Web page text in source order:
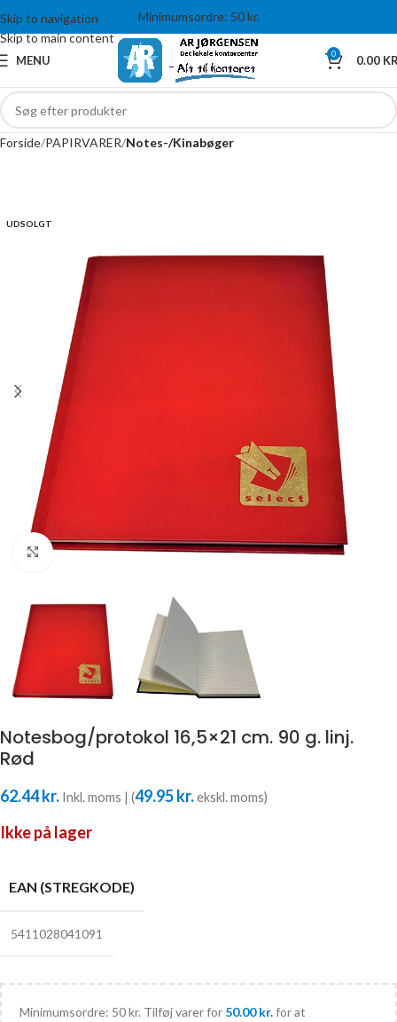
Skip to navigation
Skip to main content
Minimumsordre: 50 kr.
MENU 0 0.00
Forside PAPIRVARER Notes-/Kinabøger
UDSOLGT
Klik for at forstørre
Notesbog/protokol 16,5×21 cm. 90 g. linj.
Rød
62.44kr. Inkl. moms | (49.95kr.ekskl. moms)
Ikke på lager
EAN (STREGKODE)
5411028041091
Minimumsordre: 50 kr. Tilføj varer for 50.00kr.for at